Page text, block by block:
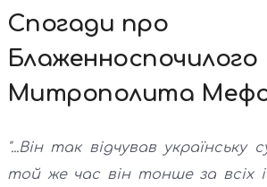
Спогади про
Блаженноспочилого
Митрополита
"...Він так відчував українську
той же час він тонше за всіх і